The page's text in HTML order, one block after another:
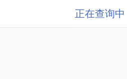
正在查询中